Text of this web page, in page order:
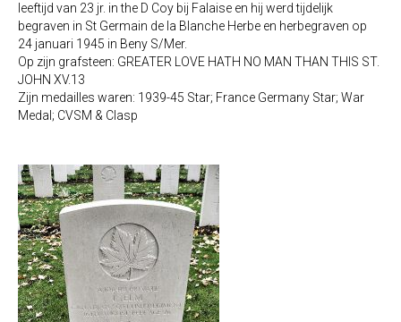
leeftijd van 23 jr. in the D Coy bij Falaise en hij werd tijdelijk
begraven in St Germain de la Blanche Herbe en herbegraven op
24 januari 1945 in Beny S/Mer.
Op zijn grafsteen: GREATER LOVE HATH NO MAN THAN THIS ST.
JOHN XV.13
Zijn medailles waren: 1939-45 Star; France Germany Star; War
Medal; CVSM & Clasp